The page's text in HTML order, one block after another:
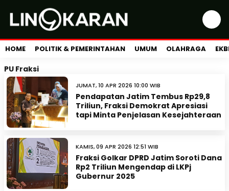
HOME POLITIK & PEMERINTAHAN UMUM OLAHRAGA
PU Fraksi
JUMAT, 10 APR 2026 10:00 WIB
Pendapatan Jatim Tembus Rp29,8
Triliun, Fraksi Demokrat Apresiasi
tapi Minta Penjelasan Kesejahteraan
KAMIS, 09 APR 2026 12:51 WIB
Fraksi Golkar DPRD Jatim Soroti Dana
Rp2 Triliun Mengendap di LKPj
Gubernur 2025